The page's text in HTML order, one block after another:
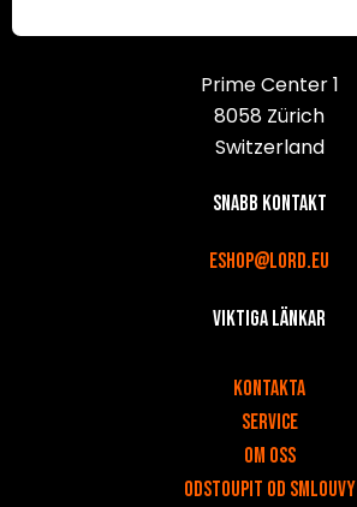
Prime Center 1
8058 Zürich
Switzerland
Snabb kontakt
eshop@lord.eu
Viktiga länkar
Kontakta
Service
Om oss
Odstoupit od smlouvy